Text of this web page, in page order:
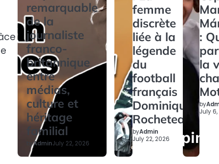
remarquable
de la
journaliste
franco-
britannique
entre
médias,
culture et
héritage
familial
byAdminJuly 22, 2026
femme
discrète
liée à la
légende
du
football
français
Dominique
Rocheteau
byAdmin
July 22, 2026
:
la
by
July